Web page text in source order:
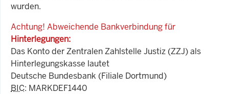
wurden.
Achtung! Abweichende Bankverbindung für
Hinterlegungen:
Das Konto der Zentralen Zahlstelle Justiz (ZZJ) als
Hinterlegungskasse lautet
Deutsche Bundesbank (Filiale Dortmund)
BIC: MARKDEF1440